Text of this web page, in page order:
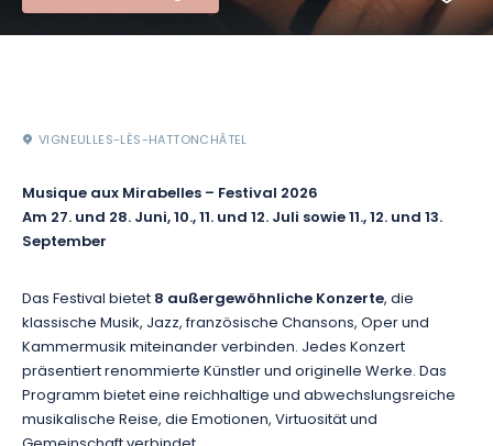
VIGNEULLES-LÈS-HATTONCHÂTEL
Musique aux Mirabelles – Festival 2026
Am 27. und 28. Juni, 10., 11. und 12. Juli sowie 11., 12. und 13.
September
Das Festival bietet8 außergewöhnliche Konzerte, die
klassische Musik, Jazz, französische Chansons, Oper und
Kammermusik miteinander verbinden. Jedes Konzert
präsentiert renommierte Künstler und originelle Werke. Das
Programm bietet eine reichhaltige und abwechslungsreiche
musikalische Reise, die Emotionen, Virtuosität und